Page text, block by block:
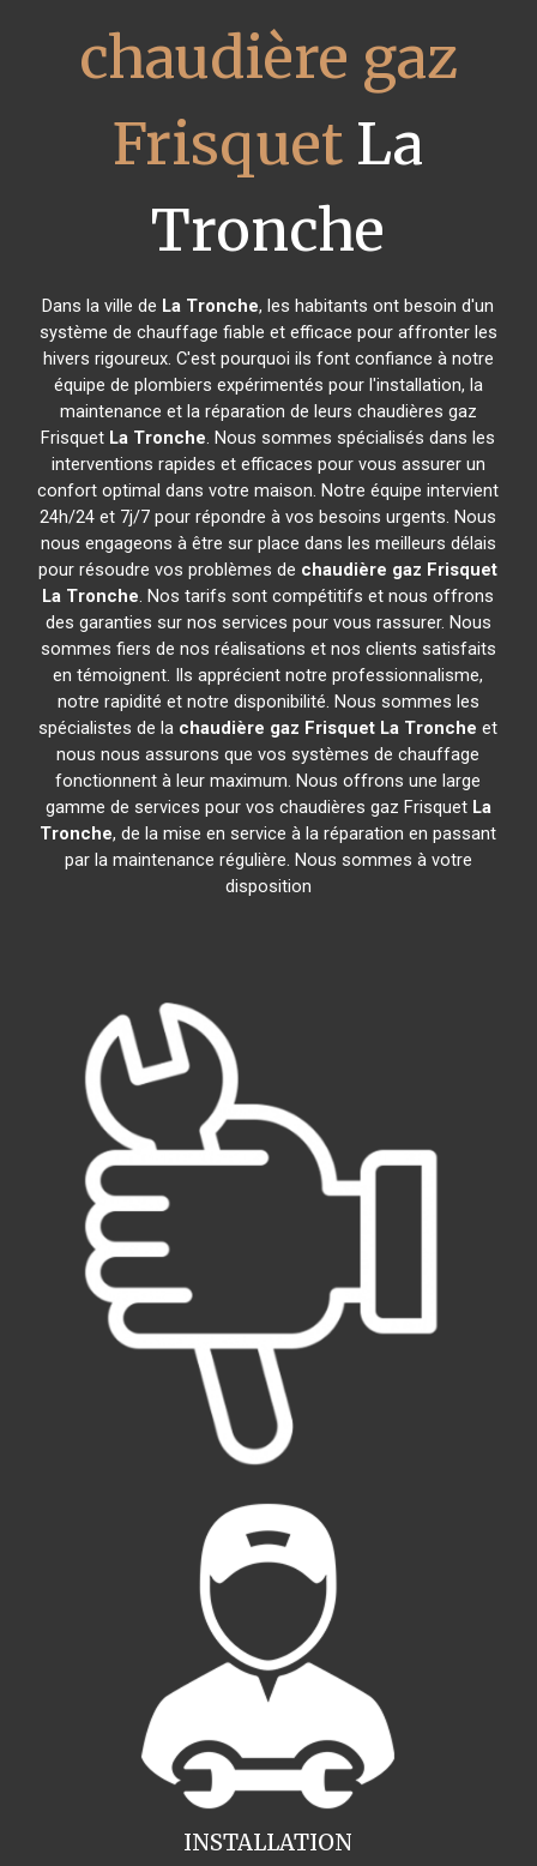
chaudière gaz
Frisquet La
Tronche
Dans la ville de La Tronche, les habitants ont besoin d'un
système de chauffage fiable et efficace pour affronter les
hivers rigoureux. C'est pourquoi ils font confiance à notre
équipe de plombiers expérimentés pour l'installation, la
maintenance et la réparation de leurs chaudières gaz
Frisquet La Tronche. Nous sommes spécialisés dans les
interventions rapides et efficaces pour vous assurer un
confort optimal dans votre maison. Notre équipe intervient
24h/24 et 7j/7 pour répondre à vos besoins urgents. Nous
nous engageons à être sur place dans les meilleurs délais
pour résoudre vos problèmes de chaudière gaz Frisquet
La Tronche. Nos tarifs sont compétitifs et nous offrons
des garanties sur nos services pour vous rassurer. Nous
sommes fiers de nos réalisations et nos clients satisfaits
en témoignent. Ils apprécient notre professionnalisme,
notre rapidité et notre disponibilité. Nous sommes les
spécialistes de la chaudière gaz Frisquet La Tronche et
nous nous assurons que vos systèmes de chauffage
fonctionnent à leur maximum. Nous offrons une large
gamme de services pour vos chaudières gaz Frisquet La
Tronche, de la mise en service à la réparation en passant
par la maintenance régulière. Nous sommes à votre
disposition
INSTALLATION